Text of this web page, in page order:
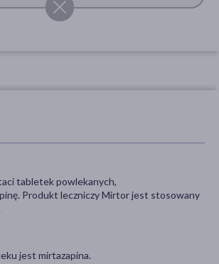
tabletek powlekanych,
Produkt leczniczy Mirtor jest stosowany
jest mirtazapina.